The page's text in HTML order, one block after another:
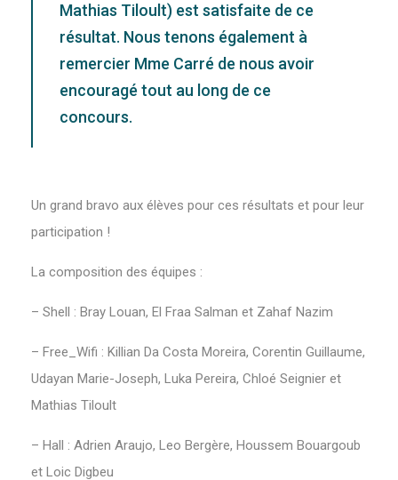
Mathias Tiloult) est satisfaite de ce
résultat. Nous tenons également à
remercier Mme Carré de nous avoir
encouragé tout au long de ce
concours.
Un grand bravo aux élèves pour ces résultats et pour leur
participation !
La composition des équipes :
– Shell : Bray Louan, El Fraa Salman et Zahaf Nazim
– Free_Wifi : Killian Da Costa Moreira, Corentin Guillaume,
Udayan Marie-Joseph, Luka Pereira, Chloé Seignier et
Mathias Tiloult
– Hall : Adrien Araujo, Leo Bergère, Houssem Bouargoub
et Loic Digbeu